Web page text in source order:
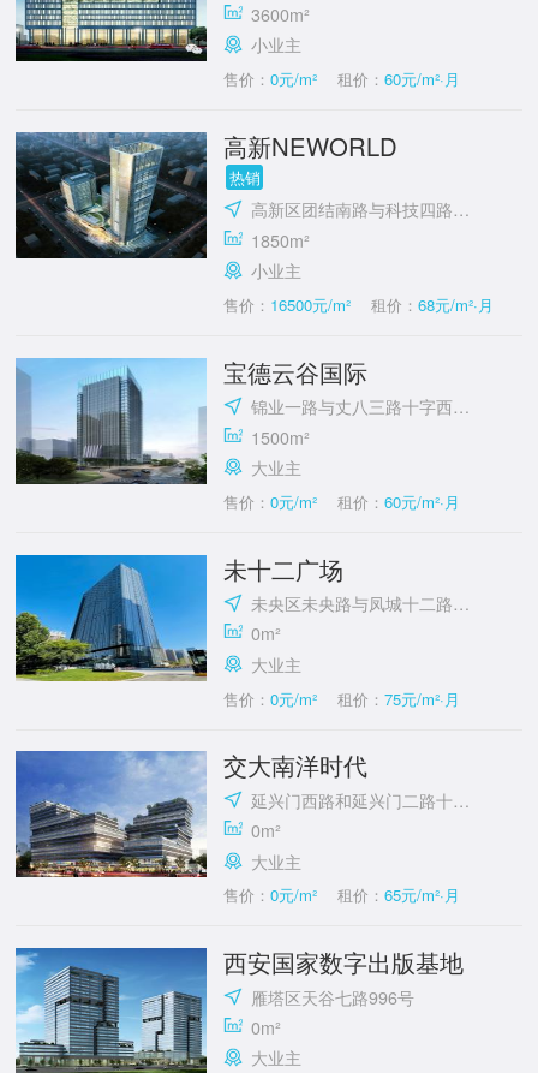
3600m²
小业主
售价：0元/m² 租价： 60元/m²·月
高新NEWORLD
热销
高新区团结南路与科技四路十字东北角
1850m²
小业主
售价： 16500元/m² 租价： 68元/m²·月
宝德云谷国际
锦业一路与丈八三路十字西南角
1500m²
大业主
售价：0元/m² 租价： 60元/m²·月
未十二广场
未央区未央路与凤城十二路十字西南角
0m²
大业主
售价：0元/m² 租价： 75元/m²·月
交大南洋时代
延兴门西路和延兴门二路十字东北角
0m²
大业主
售价：0元/m² 租价： 65元/m²·月
西安国家数字出版基地
雁塔区天谷七路996号
0m²
大业主